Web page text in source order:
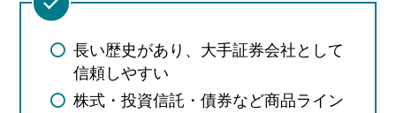
長い歴史があり、大手証券会社として
信頼しやすい
株式・投資信託・債券など商品ライン